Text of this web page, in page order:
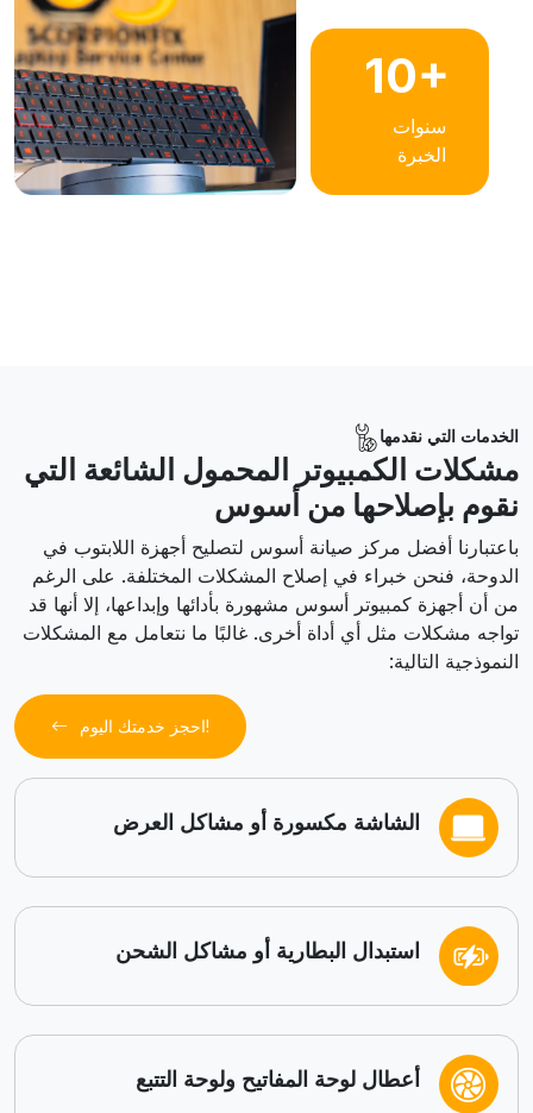
10+
سنوات
الخبرة
الخدمات التي نقدمها
مشكلات الكمبيوتر المحمول الشائعة التي
نقوم بإصلاحها من أسوس
باعتبارنا أفضل مركز صيانة أسوس لتصليح أجهزة اللابتوب في
الدوحة، فنحن خبراء في إصلاح المشكلات المختلفة. على الرغم
من أن أجهزة كمبيوتر أسوس مشهورة بأدائها وإبداعها، إلا أنها قد
تواجه مشكلات مثل أي أداة أخرى. غالبًا ما نتعامل مع المشكلات
النموذجية التالية:
احجز خدمتك اليوم!
الشاشة مكسورة أو مشاكل العرض
استبدال البطارية أو مشاكل الشحن
أعطال لوحة المفاتيح ولوحة التتبع